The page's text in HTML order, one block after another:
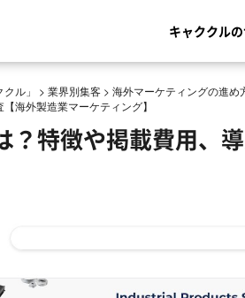
キャククル
ル」 > 業界別集客 > 海外マーケティングの進め
海外製造業マーケティング】
？特徴や掲載費用、